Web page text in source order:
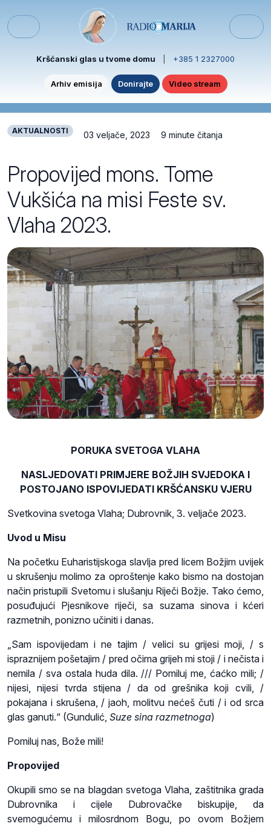
Menu
Kršćanski glas u tvome domu +385 1 2327000
Arhiv emisija Donirajte Video stream
AKTUALNOSTI 03 veljače, 2023 9 minute čitanja
Propovijed mons. Tome
Vukšića na misi Feste sv.
Vlaha 2023.
PORUKA SVETOGA VLAHA
NASLJEDOVATI PRIMJERE BOŽJIH SVJEDOKA I
POSTOJANO ISPOVIJEDATI KRŠĆANSKU VJERU
Svetkovina svetoga Vlaha; Dubrovnik, 3. veljače 2023.
Uvod u Misu
Na početku Euharistijskoga slavlja pred licem Božjim uvijek
u skrušenju molimo za oproštenje kako bismo na dostojan
način pristupili Svetomu i slušanju Riječi Božje. Tako ćemo,
posuđujući Pjesnikove riječi, sa suzama sinova i kćeri
razmetnih, ponizno učiniti i danas.
„Sam ispovijedam i ne tajim / velici su grijesi moji, / s
ispraznijem pošetajim / pred očima grijeh mi stoji / i nečista i
nemila / sva ostala huda dila. /// Pomiluj me, ćaćko mili; /
nijesi, nijesi tvrda stijena / da od grešnika koji cvili, /
pokajana i skrušena, / jaoh, molitvu nećeš čuti / i od srca
glas ganuti.“ (Gundulić, Suze sina razmetnoga)
Pomiluj nas, Bože mili!
Propovijed
Okupili smo se na blagdan svetoga Vlaha, zaštitnika grada
Dubrovnika i cijele Dubrovačke biskupije, da
svemogućemu i milosrdnom Bogu, po ovom Božjem